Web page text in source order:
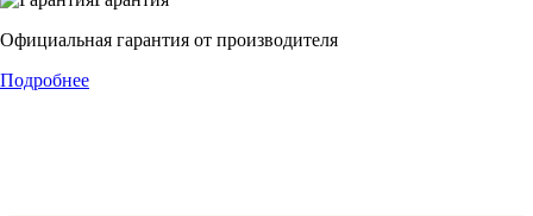
Официальная гарантия от производителя
Подробнее